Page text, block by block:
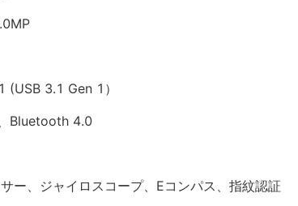
(USB 3.1 Gen 1）
Bluetooth 4.0
ー、ジャイロスコープ、Eコンパス、指紋認証